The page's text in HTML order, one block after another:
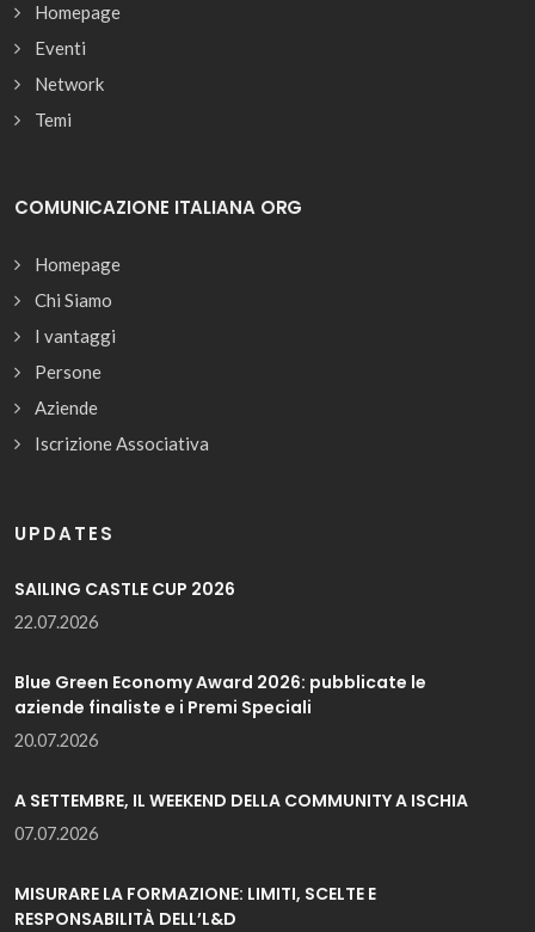
Homepage
Eventi
Network
Temi
COMUNICAZIONE ITALIANA ORG
Homepage
Chi Siamo
I vantaggi
Persone
Aziende
Iscrizione Associativa
UPDATES
SAILING CASTLE CUP 2026
22.07.2026
Blue Green Economy Award 2026: pubblicate le
aziende finaliste e i Premi Speciali
20.07.2026
A SETTEMBRE, IL WEEKEND DELLA COMMUNITY A ISCHIA
07.07.2026
MISURARE LA FORMAZIONE: LIMITI, SCELTE E
RESPONSABILITÀ DELL’L&D